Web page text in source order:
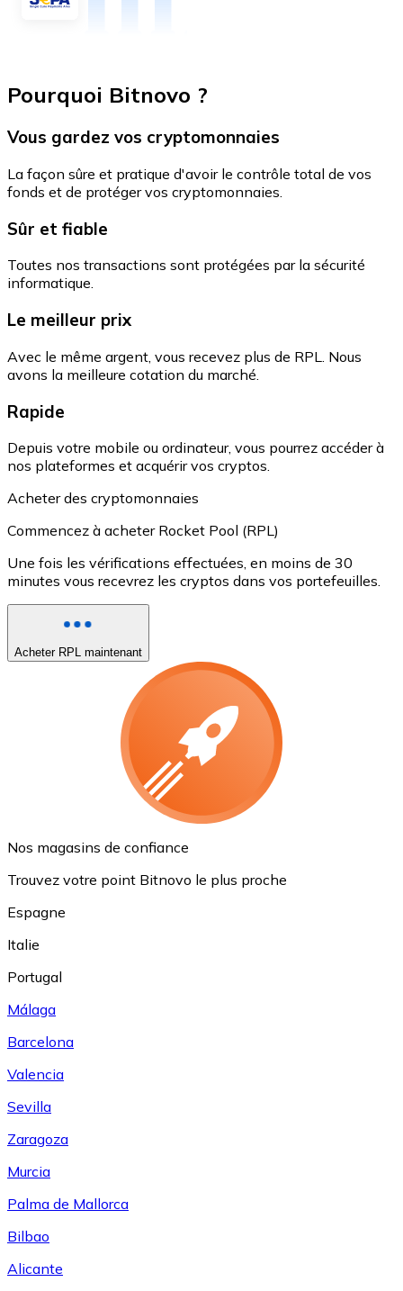
Pourquoi Bitnovo ?
Vous gardez vos cryptomonnaies
La façon sûre et pratique d'avoir le contrôle total de vos
fonds et de protéger vos cryptomonnaies.
Sûr et fiable
Toutes nos transactions sont protégées par la sécurité
informatique.
Le meilleur prix
Avec le même argent, vous recevez plus de RPL. Nous
avons la meilleure cotation du marché.
Rapide
Depuis votre mobile ou ordinateur, vous pourrez accéder à
nos plateformes et acquérir vos cryptos.
Acheter des cryptomonnaies
Commencez à acheter Rocket Pool (RPL)
Une fois les vérifications effectuées, en moins de 30
minutes vous recevrez les cryptos dans vos portefeuilles.
Acheter RPL maintenant
Nos magasins de confiance
Trouvez votre point Bitnovo le plus proche
Espagne
Italie
Portugal
Málaga
Barcelona
Valencia
Sevilla
Zaragoza
Murcia
Palma de Mallorca
Bilbao
Alicante